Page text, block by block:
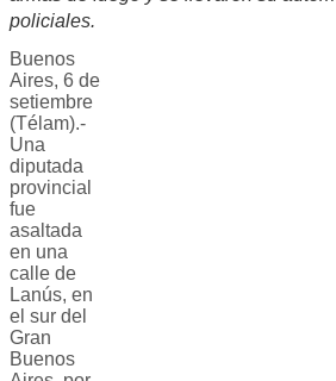
policiales.
Buenos
Aires, 6 de
setiembre
(Télam).-
Una
diputada
provincial
fue
asaltada
en una
calle de
Lanús, en
el sur del
Gran
Buenos